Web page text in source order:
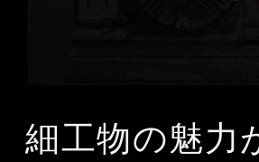
細工物の魅力